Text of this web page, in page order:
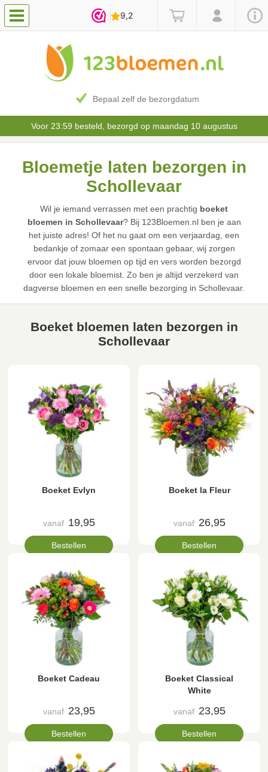
Bepaal zelf de bezorgdatum
Voor 23:59 besteld, bezorgd op maandag 10 augustus
Bloemetje laten bezorgen in
Schollevaar
Wil je iemand verrassen met een prachtig boeket
bloemen in Schollevaar? Bij 123Bloemen.nl ben je aan
het juiste adres! Of het nu gaat om een verjaardag, een
bedankje of zomaar een spontaan gebaar, wij zorgen
ervoor dat jouw bloemen op tijd en vers worden bezorgd
door een lokale bloemist. Zo ben je altijd verzekerd van
dagverse bloemen en een snelle bezorging in Schollevaar.
Boeket bloemen laten bezorgen in
Schollevaar
Boeket Evlyn
vanaf 19,95
Bestellen
Boeket la Fleur
vanaf 26,95
Bestellen
Boeket Cadeau
vanaf 23,95
Bestellen
Boeket Classical
White
vanaf 23,95
Bestellen